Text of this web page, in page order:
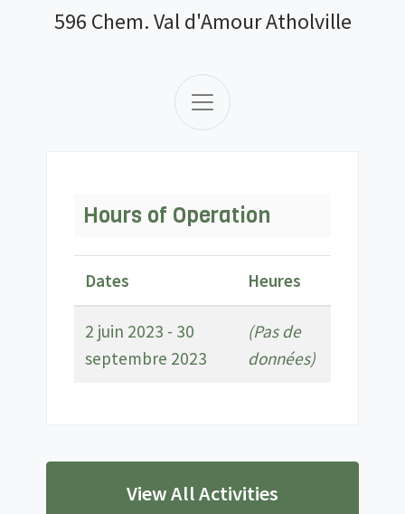
596 Chem. Val d'Amour Atholville
Hours of Operation
Dates Heures
2 juin 2023 - 30
septembre 2023
(Pas de
données)
View All Activities